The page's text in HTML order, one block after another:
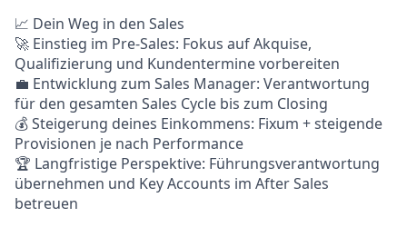
📈 Dein Weg in den Sales
🚀 Einstieg im Pre-Sales: Fokus auf Akquise,
Qualifizierung und Kundentermine vorbereiten
💼 Entwicklung zum Sales Manager: Verantwortung
für den gesamten Sales Cycle bis zum Closing
💰 Steigerung deines Einkommens: Fixum + steigende
Provisionen je nach Performance
🏆 Langfristige Perspektive: Führungsverantwortung
übernehmen und Key Accounts im After Sales
betreuen